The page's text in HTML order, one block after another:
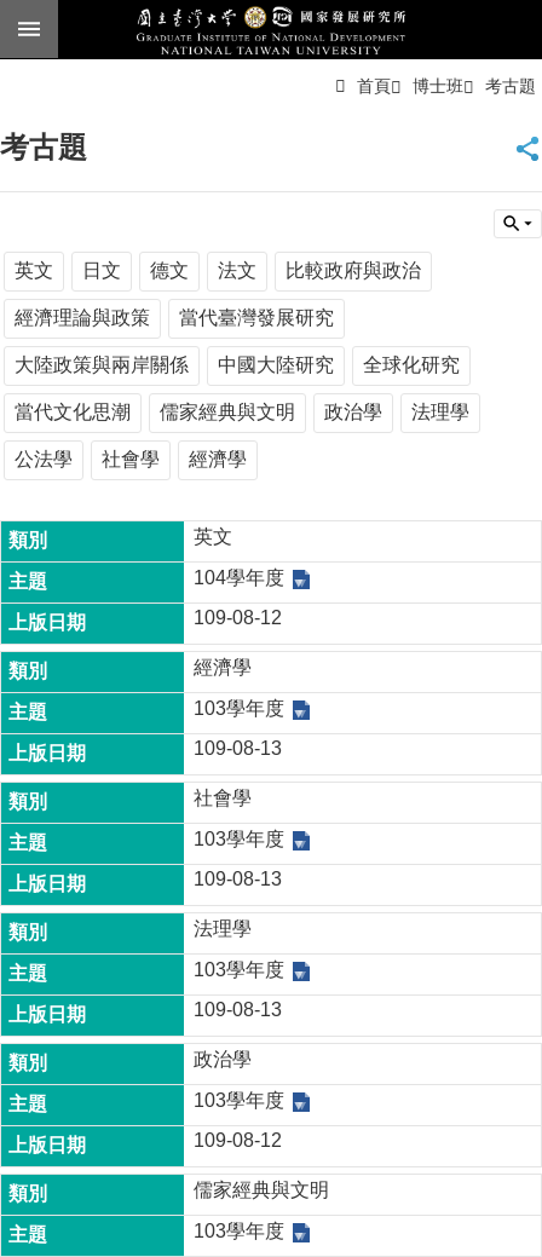
跳到主要內容區塊
臺
English
公
告
本
所
簡
介
所
成
員
博
士
班
碩
士
班
在
職
專
班
學
術
研
究
國
家
發
展
研
究
期
刊
首頁 博士班 考古題
考古題
英文 日文 德文 法文 比較政府與政治
經濟理論與政策 當代臺灣發展研究
大陸政策與兩岸關係 中國大陸研究 全球化研究
當代文化思潮 儒家經典與文明 政治學 法理學
公法學 社會學 經濟學
英文
104學年度
109-08-12
經濟學
103學年度
109-08-13
社會學
103學年度
109-08-13
法理學
103學年度
109-08-13
政治學
103學年度
109-08-12
儒家經典與文明
103學年度